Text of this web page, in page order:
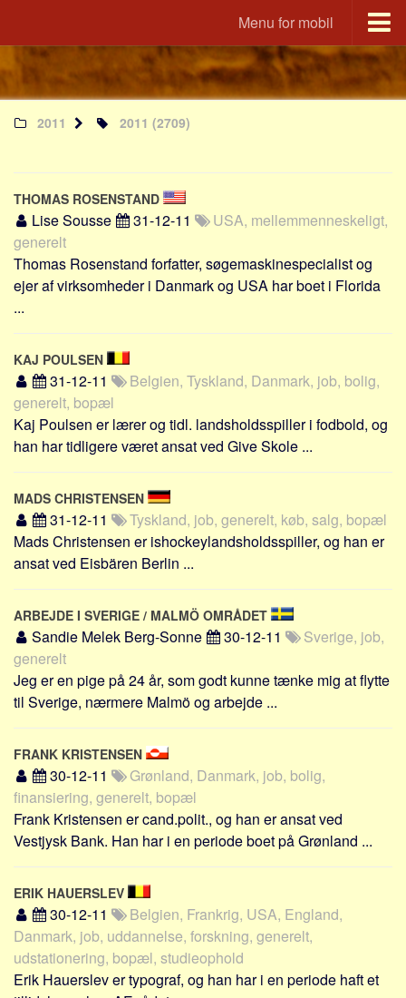
Menu for mobil
Portal
Udvandrerne.dk
Utvandrerne.no
England.dk
Rusland.dk
JLKM.dk
Lande
Tyrkiet
Spanien
Frankrig
Sverige
Norge
Thailand
Italien
Grækenland
Nøgleord
Bolig
Job
Virksomhed
Investering
Pension og opsparing
Forbrug
Social sikring og sundhed
Transport
Alle
Aspekter
Køb og salg
Økonomi
2011 2011 (2709)
THOMAS ROSENSTAND
Lise Sousse 31-12-11
USA, mellemmenneskeligt,
generelt
Thomas Rosenstand forfatter, søgemaskinespecialist og
ejer af virksomheder i Danmark og USA har boet i Florida
...
KAJ POULSEN
31-12-11
Belgien, Tyskland, Danmark, job, bolig,
generelt, bopæl
Kaj Poulsen er lærer og tidl. landsholdsspiller i fodbold, og
han har tidligere været ansat ved Give Skole ...
MADS CHRISTENSEN
31-12-11
Tyskland, job, generelt, køb, salg, bopæl
Mads Christensen er ishockeylandsholdsspiller, og han er
ansat ved Eisbären Berlin ...
ARBEJDE I SVERIGE / MALMÖ OMRÅDET
Sandie Melek Berg-Sonne 30-12-11
Sverige, job,
generelt
Jeg er en pige på 24 år, som godt kunne tænke mig at flytte
til Sverige, nærmere Malmö og arbejde ...
FRANK KRISTENSEN
30-12-11
Grønland, Danmark, job, bolig,
finansiering, generelt, bopæl
Frank Kristensen er cand.polit., og han er ansat ved
Vestjysk Bank. Han har i en periode boet på Grønland ...
ERIK HAUERSLEV
30-12-11
Belgien, Frankrig, USA, England,
Danmark, job, uddannelse, forskning, generelt,
udstationering, bopæl, studieophold
Erik Hauerslev er typograf, og han har i en periode haft et